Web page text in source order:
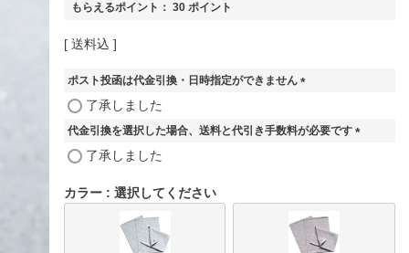
もらえるポイント： 30 ポイント
送料込
ポスト投函は代金引換・日時指定ができません
須
了承しました
代金引換を選択した場合、送料と代引き手数料が必要です
)
了承しました
カラー 選択してください